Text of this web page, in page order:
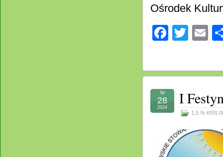
Ośrodek
I
1,5 % KRS
lip
28
2024